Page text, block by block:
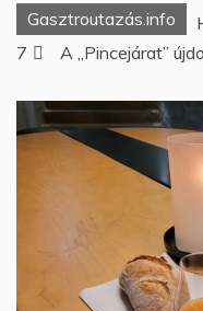
Gasztroutazás.info
7
A „Pincejárat”